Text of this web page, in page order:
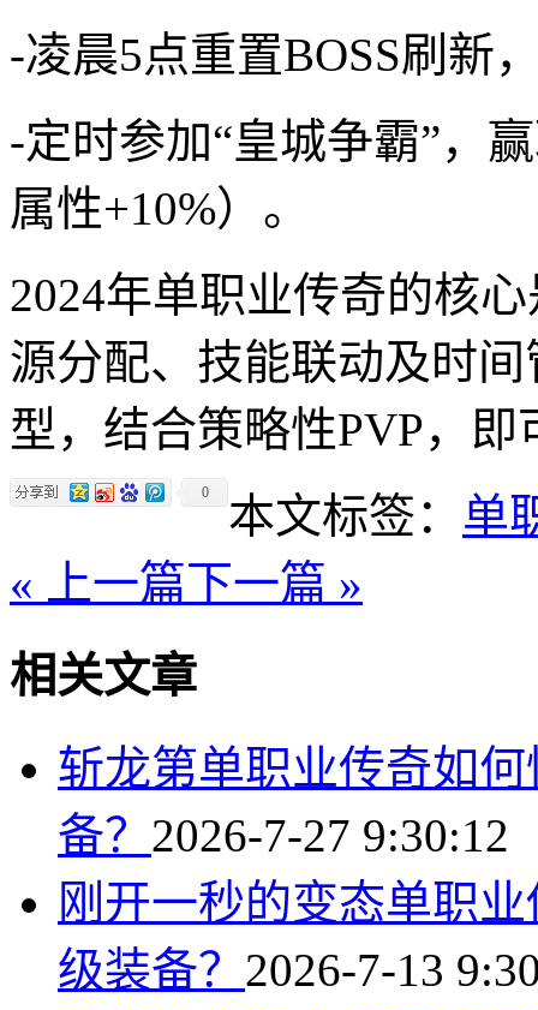
-凌晨5点重置BOSS刷新
-定时参加“皇城争霸”，
属性+10%）。
2024年单职业传奇的核
源分配、技能联动及时
型，结合策略性PVP，
0 本文标签： 单
« 上一篇下一篇 »
相关文章
斩龙第单职业传奇如
备？ 2026-7-27 9:30:12
刚开一秒的变态单职
级装备？ 2026-7-13